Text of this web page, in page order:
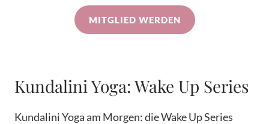
MITGLIED WERDEN
Kundalini Yoga: Wake Up Series
Kundalini Yoga am Morgen: die Wake Up Series